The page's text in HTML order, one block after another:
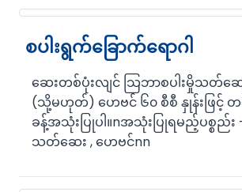
စပါးရွက်ခြောက်ရောဂါ
ဆေးတစ်ပုံးလျင် သြဘာစပါးမှိုသတ်ဆ
(သို့မဟုတ်) ဟေဗင် ၆၀ စီစီ နှုန်းဖြင့်
ခန့်အသုံးပြုပါ။nအသုံးပြုရမည့်ပစ္စည်း
သတ်ဆေး , ဟေဗင်nn